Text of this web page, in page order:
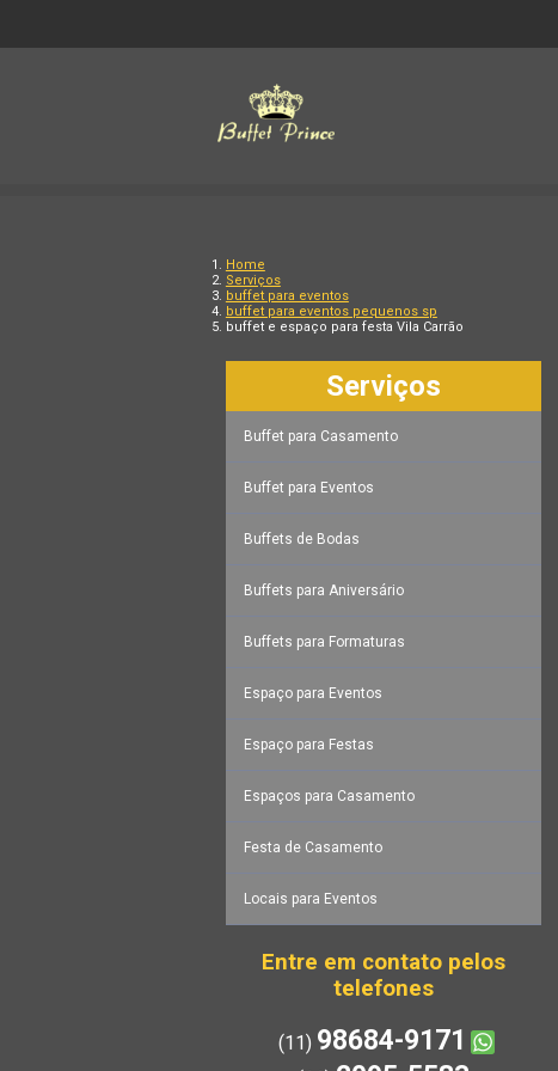
Home
Serviços
buffet para eventos
buffet para eventos pequenos sp
buffet e espaço para festa Vila Carrão
Serviços
Buffet para Casamento
Buffet para Eventos
Buffets de Bodas
Buffets para Aniversário
Buffets para Formaturas
Espaço para Eventos
Espaço para Festas
Espaços para Casamento
Festa de Casamento
Locais para Eventos
Entre em contato pelos
telefones
(11) 98684-9171